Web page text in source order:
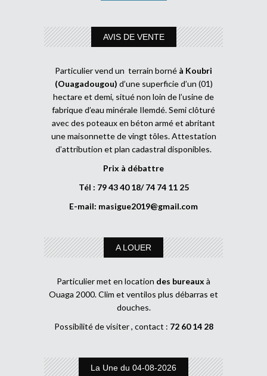
AVIS DE VENTE
Particulier vend un terrain borné à Koubri
(Ouagadougou) d’une superficie d’un (01)
hectare et demi, situé non loin de l’usine de
fabrique d’eau minérale Ilemdé. Semi clôturé
avec des poteaux en béton armé et abritant
une maisonnette de vingt tôles. Attestation
d’attribution et plan cadastral disponibles.
Prix à débattre
Tél : 79 43 40 18/ 74 74 11 25
E-mail: masigue2019@gmail.com
A LOUER
Particulier met en location des bureaux à
Ouaga 2000. Clim et ventilos plus débarras et
douches.
Possibilité de visiter , contact : 72 60 14 28
La Une du 04-08-2026